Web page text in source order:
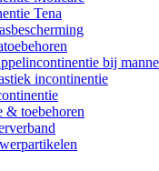
Tena
bij
incontinentie
& toebehoren